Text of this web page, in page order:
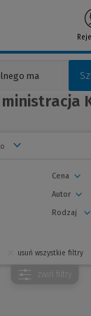
Rodzaj
Autor
Cena
usuń wszystkie filtry
zwiń filtry